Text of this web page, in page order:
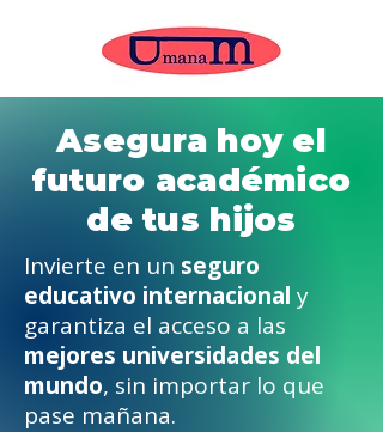
Asegura hoy el
futuro académico
de tus hijos
Invierte en un seguro
educativo internacional y
garantiza el acceso a las
mejores universidades del
mundo, sin importar lo que
pase mañana.